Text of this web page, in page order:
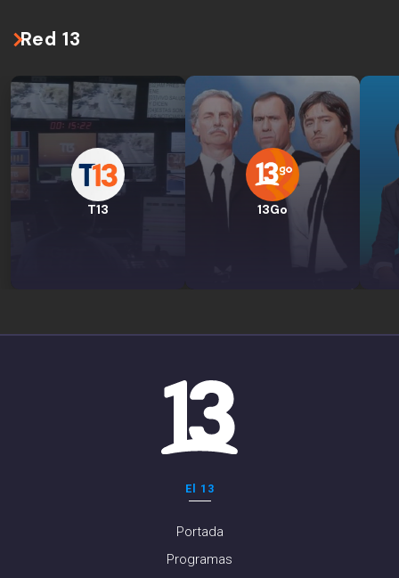
Red 13
T13 13Go
El 13
Portada
Programas